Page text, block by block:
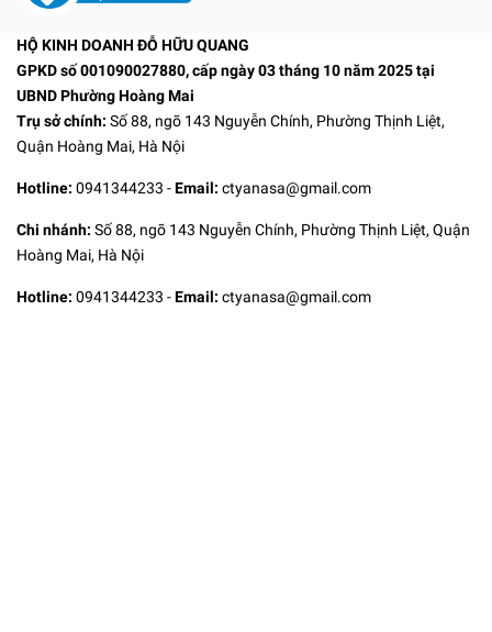
HỘ KINH DOANH ĐỖ HỮU QUANG
GPKD số 001090027880, cấp ngày 03 tháng 10 năm 2025 tại
UBND Phường Hoàng Mai
Trụ sở chính: Số 88, ngõ 143 Nguyễn Chính, Phường Thịnh Liệt,
Quận Hoàng Mai, Hà Nội
Hotline: 0941344233 -Email: ctyanasa@gmail.com
Chi nhánh: Số 88, ngõ 143 Nguyễn Chính, Phường Thịnh Liệt, Quận
Hoàng Mai, Hà Nội
Hotline: 0941344233 -Email: ctyanasa@gmail.com